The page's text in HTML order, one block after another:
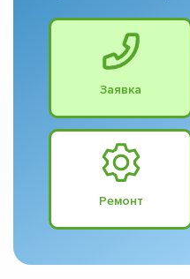
Заявка
Ремонт